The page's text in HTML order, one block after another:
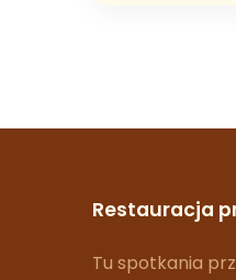
Restauracja
Tu spotkania